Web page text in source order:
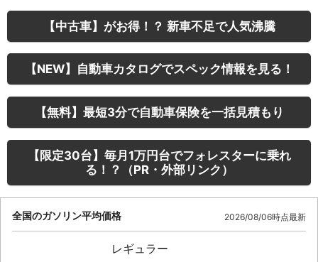
【中古車】がお得！？ 新車不足で人気沸騰
【NEW】自動車カタログでスペック情報を見る！
【無料】最短3分で自動車保険を一括見積もり
【限定30台】毎月1万円台でフォレスターに乗れ
る！？（PR・外部リンク）
全国のガソリン平均価格 2026/08/06時点最新
レギュラー